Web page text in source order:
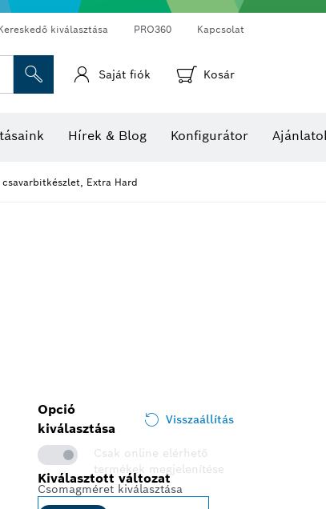
kiválasztása PRO360 Kapcsolat
Saját fiók Kosár
Hírek & Blog Konfigurátor
csavarbitkészlet, Extra Hard
Opció
kiválasztása
Visszaállítás
Csak online elérhető
termékek megjelenítése
Csomagméret kiválasztása
Kiválasztott változat